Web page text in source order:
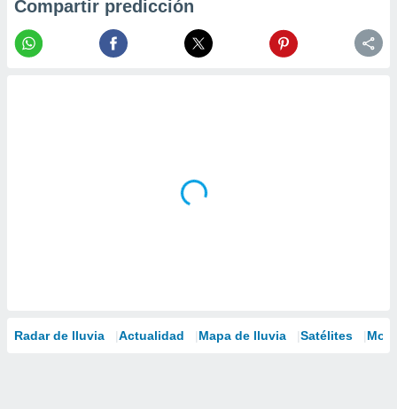
Compartir predicción
Radar de lluvia Actualidad Mapa de lluvia Satélites